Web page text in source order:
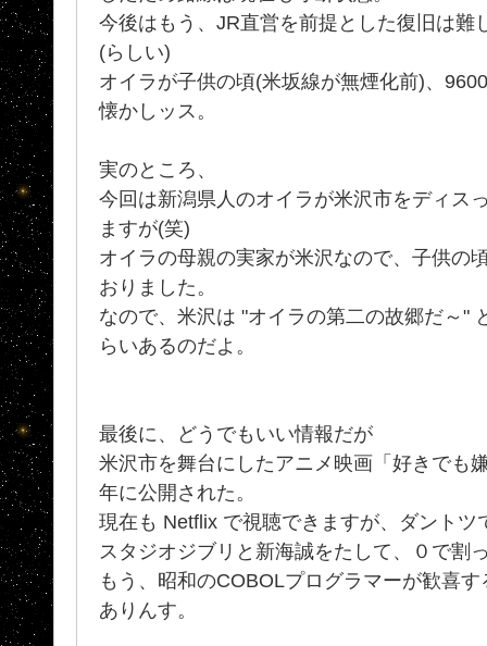
今後はもう、JR直営を前提とした復旧は
(らしい)
オイラが子供の頃(米坂線が無煙化前)、
懐かしッス。
実のところ、
今回は新潟県人のオイラが米沢市をディス
ますが(笑)
オイラの母親の実家が米沢なので、子供の
おりました。
なので、米沢は "オイラの第二の故郷だ～"
らいあるのだよ。
最後に、どうでもいい情報だが
米沢市を舞台にしたアニメ映画「好きでも
年に公開された。
現在も Netflix で視聴できますが、ダントツ
スタジオジブリと新海誠をたして、０で割
もう、昭和のCOBOLプログラマーが歓喜
ありんす。